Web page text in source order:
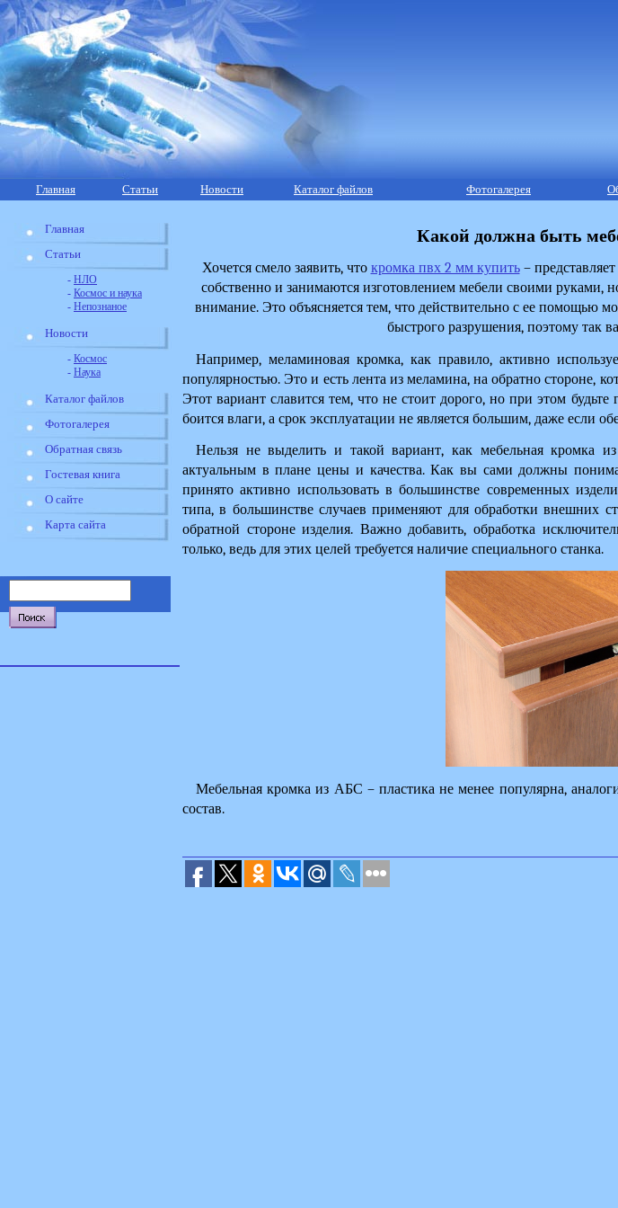
Главная Статьи Новости Каталог файлов Фотогалерея
Главная
Статьи
- НЛО
- Космос и наука
- Непознаное
Новости
- Космос
- Наука
Каталог файлов
Фотогалерея
Обратная связь
Гостевая книга
О сайте
Карта сайта
Какой должна быть
Хочется смело заявить, что кромка пвх 2 мм купить –
собственно и занимаются изготовлением мебели своими руками,
внимание. Это объясняется тем, что действительно с ее помощью
быстрого разрушения, поэтому так
Например, меламиновая кромка, как правило, активно
популярностью. Это и есть лента из меламина, на обратно стороне,
Этот вариант славится тем, что не стоит дорого, но при этом
боится влаги, а срок эксплуатации не является большим, даже если
Нельзя не выделить и такой вариант, как мебельная
актуальным в плане цены и качества. Как вы сами должны
принято активно использовать в большинстве современных
типа, в большинстве случаев применяют для обработки внешних
обратной стороне изделия. Важно добавить, обработка
только, ведь для этих целей требуется наличие специального станка.
Мебельная кромка из АБС – пластика не менее популярна,
состав.